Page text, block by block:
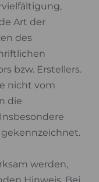
Art der
des
bzw. Erstellers.
nicht vom
die
werden,